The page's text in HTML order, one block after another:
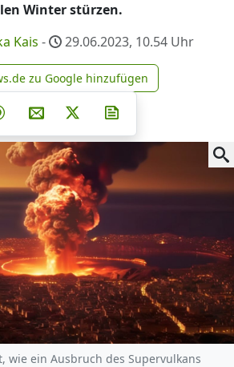
Winter stürzen.
Kais - 29.06.2023, 10.54 Uhr
news.de zu Google
zu Google hinzufügen
Teilen auf Facebook
Teilen auf Whatsapp
Teilen auf Telegram
Teilen auf Pinterest
Per E-Mail teilen
Post auf X
wie ein Ausbruch des Supervulkans